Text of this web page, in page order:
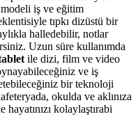
iş ve eğitim
tıpkı dizüstü bir
halledebilir, notlar
Uzun süre kullanımda
ile dizi, film ve video
ve iş
bir teknoloji
okulda ve aklınıza
hayatınızı kolaylaştırabi​